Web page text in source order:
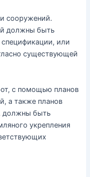
сооружений.
должны быть
спецификации, или
существующей
,с помощью планов
,а также планов
должны быть
укрепления